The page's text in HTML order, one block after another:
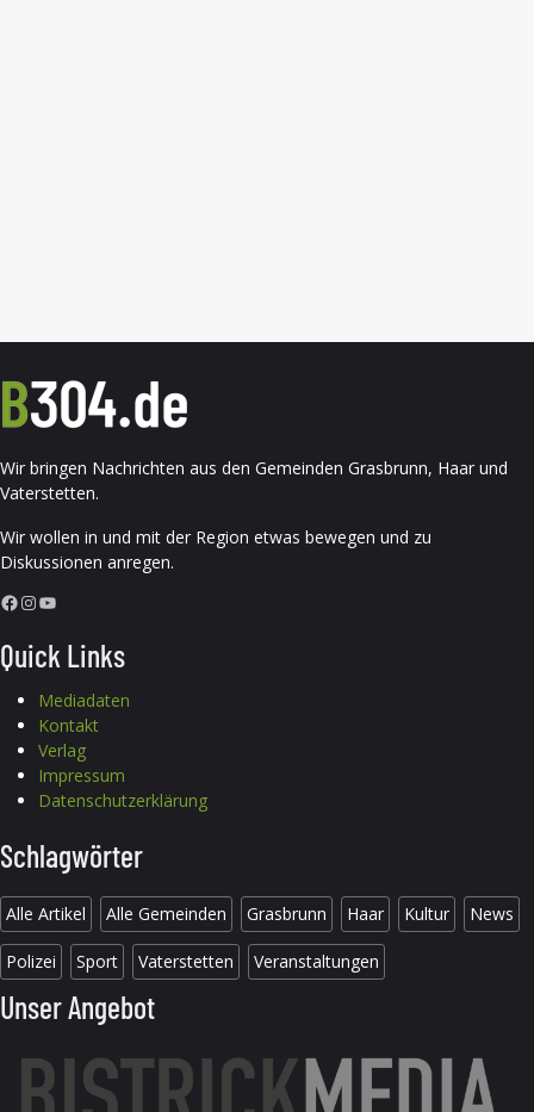
Wir bringen Nachrichten aus den Gemeinden Grasbrunn, Haar und
Vaterstetten.
Wir wollen in und mit der Region etwas bewegen und zu
Diskussionen anregen.
Facebook InstagramYouTube
Quick Links
Mediadaten
Kontakt
Verlag
Impressum
Datenschutzerklärung
Schlagwörter
Alle Artikel Alle Gemeinden Grasbrunn Haar Kultur News
Polizei Sport Vaterstetten Veranstaltungen
Unser Angebot